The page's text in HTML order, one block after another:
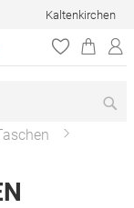
Kaltenkirchen